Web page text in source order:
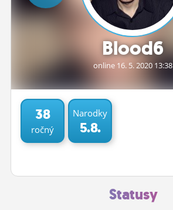
STATUSY
OBRÁZKY
ĽUDIA
MÔJ PROFIL
NASTAVENIA
Blood6
online 16. 5.2020 13:38
38
ročný
Narodky
5.8.
Statusy